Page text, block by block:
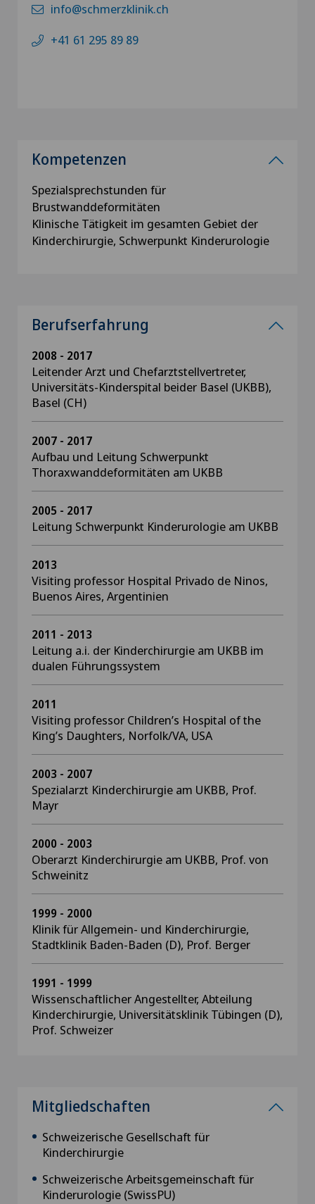
info@schmerzklinik.ch
+41 61 295 89 89
Kompetenzen
Spezialsprechstunden für
Brustwanddeformitäten
Klinische Tätigkeit im gesamten Gebiet der
Kinderchirurgie, Schwerpunkt Kinderurologie
Berufserfahrung
2008 - 2017
Leitender Arzt und Chefarztstellvertreter,
Universitäts-Kinderspital beider Basel (UKBB),
Basel (CH)
2007 - 2017
Aufbau und Leitung Schwerpunkt
Thoraxwanddeformitäten am UKBB
2005 - 2017
Leitung Schwerpunkt Kinderurologie am UKBB
2013
Visiting professor Hospital Privado de Ninos,
Buenos Aires, Argentinien
2011 - 2013
Leitung a.i. der Kinderchirurgie am UKBB im
dualen Führungssystem
2011
Visiting professor Children’s Hospital of the
King’s Daughters, Norfolk/VA, USA
2003 - 2007
Spezialarzt Kinderchirurgie am UKBB, Prof.
Mayr
2000 - 2003
Oberarzt Kinderchirurgie am UKBB, Prof. von
Schweinitz
1999 - 2000
Klinik für Allgemein- und Kinderchirurgie,
Stadtklinik Baden-Baden (D), Prof. Berger
1991 - 1999
Wissenschaftlicher Angestellter, Abteilung
Kinderchirurgie, Universitätsklinik Tübingen (D),
Prof. Schweizer
Mitgliedschaften
Schweizerische Gesellschaft für
Kinderchirurgie
Schweizerische Arbeitsgemeinschaft für
Kinderurologie (SwissPU)